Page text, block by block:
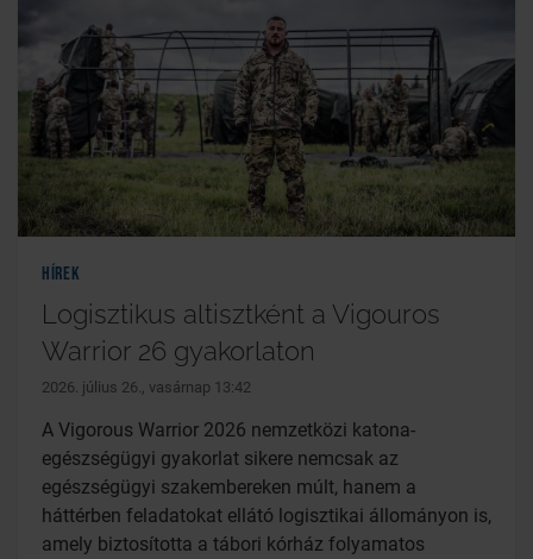
Hírek
Logisztikus altisztként a Vigouros
Warrior 26 gyakorlaton
2026. július 26., vasárnap 13:42
A Vigorous Warrior 2026 nemzetközi katona-
egészségügyi gyakorlat sikere nemcsak az
egészségügyi szakembereken múlt, hanem a
háttérben feladatokat ellátó logisztikai állományon is,
amely biztosította a tábori kórház folyamatos